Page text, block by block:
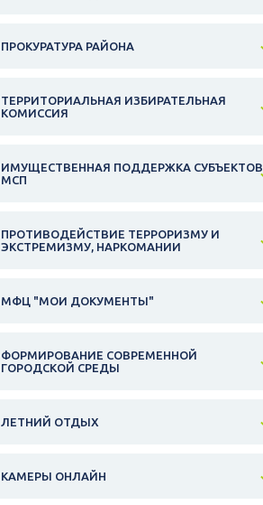
ПРОКУРАТУРА РАЙОНА
ТЕРРИТОРИАЛЬНАЯ ИЗБИРАТЕЛЬНАЯ
КОМИССИЯ
ИМУЩЕСТВЕННАЯ ПОДДЕРЖКА СУБЪЕКТОВ
МСП
ПРОТИВОДЕЙСТВИЕ ТЕРРОРИЗМУ И
ЭКСТРЕМИЗМУ, НАРКОМАНИИ
МФЦ "МОИ ДОКУМЕНТЫ"
ФОРМИРОВАНИЕ СОВРЕМЕННОЙ
ГОРОДСКОЙ СРЕДЫ
ЛЕТНИЙ ОТДЫХ
КАМЕРЫ ОНЛАЙН